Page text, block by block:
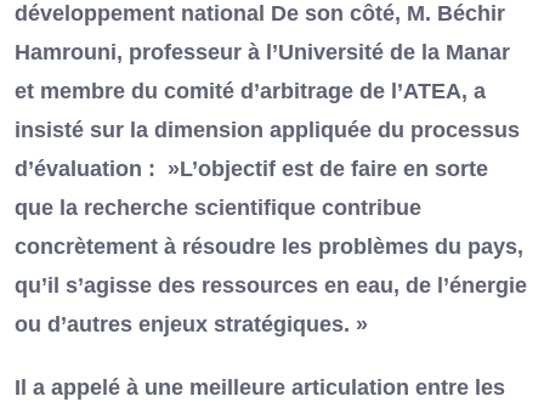
développement national De son côté, M. Béchir
Hamrouni, professeur à l’Université de la Manar
et membre du comité d’arbitrage de l’ATEA, a
insisté sur la dimension appliquée du processus
d’évaluation : »L’objectif est de faire en sorte
que la recherche scientifique contribue
concrètement à résoudre les problèmes du pays,
qu’il s’agisse des ressources en eau, de l’énergie
ou d’autres enjeux stratégiques. »
Il a appelé à une meilleure articulation entre les